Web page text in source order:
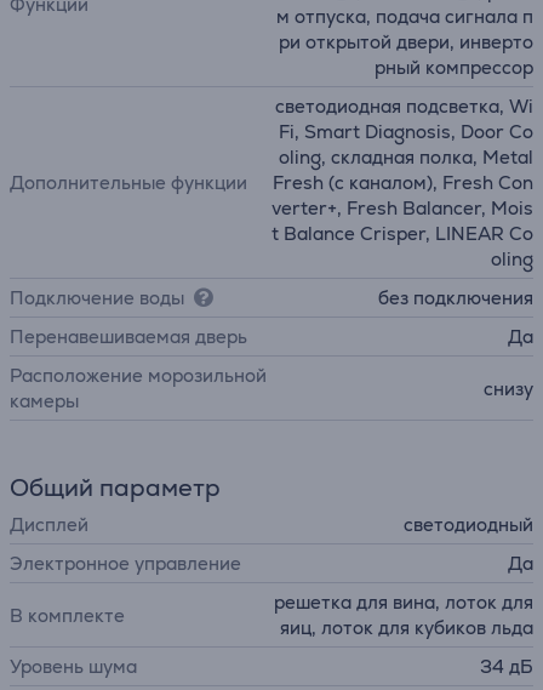
м отпуска, подача сигнала п
ри открытой двери, инверто
рный компрессор
Дополнительные функции
светодиодная подсветка, Wi
Fi, Smart Diagnosis, Door Co
oling, складная полка, Metal
Fresh (с каналом), Fresh Con
verter+, Fresh Balancer, Mois
t Balance Crisper, LINEAR Co
oling
Подключение воды
без подключения
Перенавешиваемая дверь
Да
Расположение морозильной
камеры
снизу
Общий параметр
Дисплей
светодиодный
Электронное управление
Да
В комплекте
решетка для вина, лоток для
яиц, лоток для кубиков льда
Уровень шума
34 дБ